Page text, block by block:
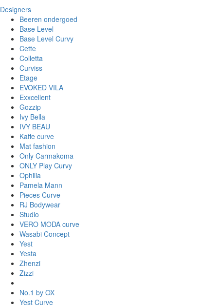
Designers
Beeren ondergoed
Base Level
Base Level Curvy
Cette
Colletta
Curviss
Etage
EVOKED VILA
Exxcellent
Gozzip
Ivy Bella
IVY BEAU
Kaffe curve
Mat fashion
Only Carmakoma
ONLY Play Curvy
Ophilia
Pamela Mann
Pieces Curve
RJ Bodywear
Studio
VERO MODA curve
Wasabi Concept
Yest
Yesta
Zhenzi
Zizzi
No.1 by OX
Yest Curve